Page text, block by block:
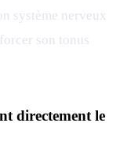
système nerveux
son tonus
directement le